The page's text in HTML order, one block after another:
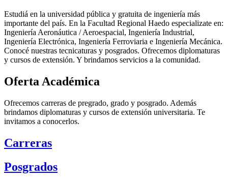
Estudiá en la universidad pública y gratuita de ingeniería más
importante del país. En la Facultad Regional Haedo especializate en:
Ingeniería Aeronáutica / Aeroespacial, Ingeniería Industrial,
Ingeniería Electrónica, Ingeniería Ferroviaria e Ingeniería Mecánica.
Conocé nuestras tecnicaturas y posgrados. Ofrecemos diplomaturas
y cursos de extensión. Y brindamos servicios a la comunidad.
Oferta Académica
Ofrecemos carreras de pregrado, grado y posgrado. Además
brindamos diplomaturas y cursos de extensión universitaria. Te
invitamos a conocerlos.
Carreras
Posgrados